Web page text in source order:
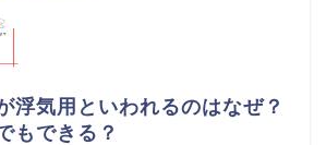
浮気用といわれるのはなぜ？
もできる？